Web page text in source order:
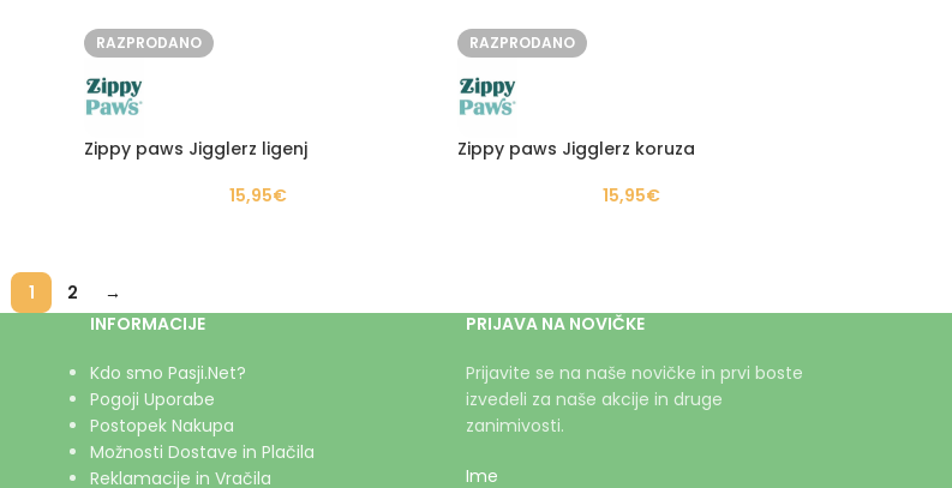
RAZPRODANO
Zippy paws Jigglerz ligenj
15,95€
RAZPRODANO
Zippy paws Jigglerz koruza
15,95€
1 2
→
INFORMACIJE
Kdo smo Pasji.Net?
Pogoji Uporabe
Postopek Nakupa
Možnosti Dostave in Plačila
Reklamacije in Vračila
PRIJAVA NA NOVIČKE
Prijavite se na naše novičke in prvi boste
izvedeli za naše akcije in druge
zanimivosti.
Ime